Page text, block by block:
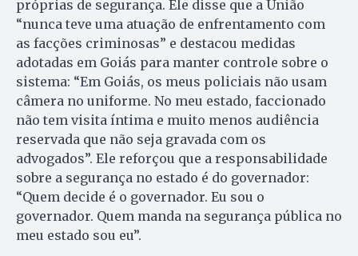
próprias de segurança. Ele disse que a União
“nunca teve uma atuação de enfrentamento com
as facções criminosas” e destacou medidas
adotadas em Goiás para manter controle sobre o
sistema: “Em Goiás, os meus policiais não usam
câmera no uniforme. No meu estado, faccionado
não tem visita íntima e muito menos audiência
reservada que não seja gravada com os
advogados”. Ele reforçou que a responsabilidade
sobre a segurança no estado é do governador:
“Quem decide é o governador. Eu sou o
governador. Quem manda na segurança pública no
meu estado sou eu”.